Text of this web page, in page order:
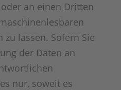
an einen Dritten
zu lassen. Sofern Sie
der Daten an
nur, soweit es